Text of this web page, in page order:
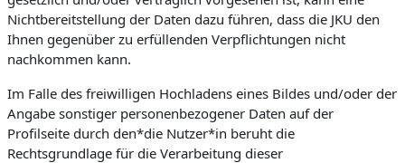
Nichtbereitstellung der Daten dazu führen, dass die JKU den
Ihnen gegenüber zu erfüllenden Verpflichtungen nicht
nachkommen kann.
Im Falle des freiwilligen Hochladens eines Bildes und/oder der
Angabe sonstiger personenbezogener Daten auf der
Profilseite durch den*die Nutzer*in beruht die
Rechtsgrundlage für die Verarbeitung dieser